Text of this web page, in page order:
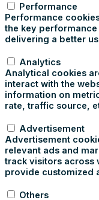
Performance
Performance
the key
delivering a better
Analytics
Analytical cookies
interact with the
information on
rate, traffic source,
Advertisement
Advertisement
relevant ads and
track visitors across
provide customized
Others